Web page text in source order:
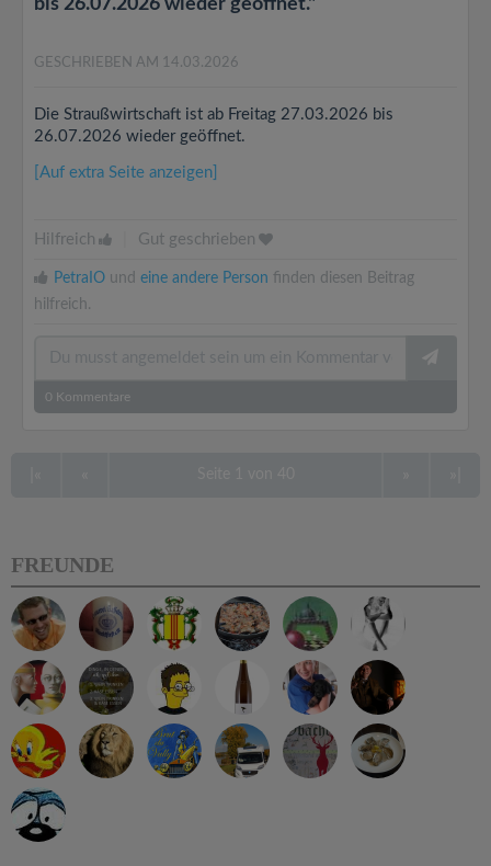
bis 26.07.2026 wieder geöffnet."
GESCHRIEBEN AM 14.03.2026
Die Straußwirtschaft ist ab Freitag 27.03.2026 bis
26.07.2026 wieder geöffnet.
[Auf extra Seite anzeigen]
Hilfreich Gut geschrieben
PetraIO und eine andere Person finden diesen Beitrag
hilfreich.
0 Kommentare
FREUNDE